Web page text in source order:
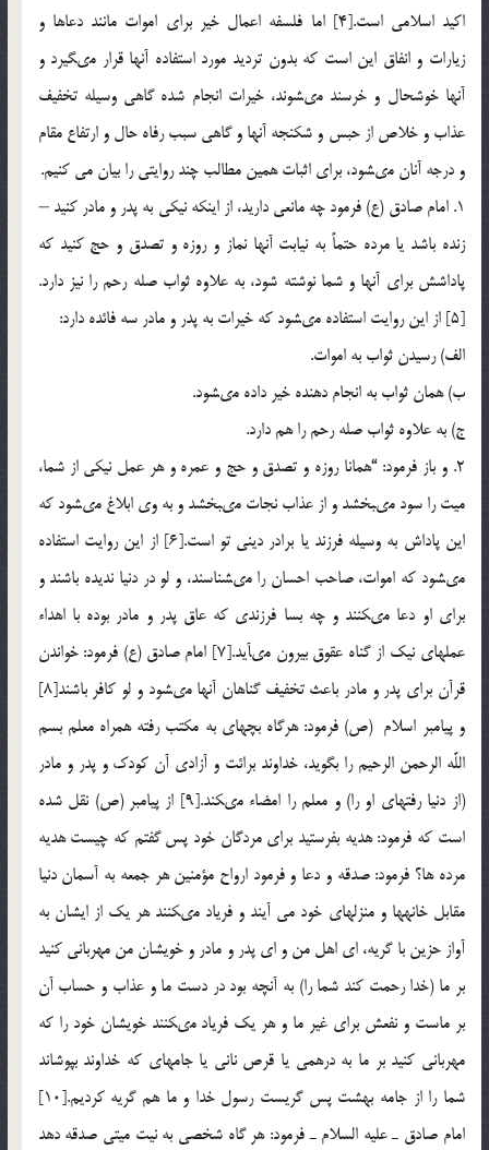
اكيد اسلامى است.[4] اما فلسفه اعمال خير براى اموات مانند دعاها و
زيارات و انفاق اين است كه بدون ترديد مورد استفاده آنها قرار مى‏گيرد و
آنها خوشحال و خرسند مى‏شوند، خيرات انجام شده گاهى وسيله تخفيف
عذاب و خلاص از حبس و شكنجه آنها و گاهى سبب رفاه حال و ارتفاع مقام
و درجه آنان مى‏شود، براى اثبات همين مطالب چند روايتى را بيان مي کنيم.
1. امام صادق (ع) فرمود چه مانعى داريد، از اينكه نيكى به پدر و مادر كنيد –
زنده باشد يا مرده حتماً به نيابت آنها نماز و روزه و تصدق و حج كنيد كه
پاداشش براى آنها و شما نوشته شود، به علاوه ثواب صله رحم را نيز دارد.
[5] از اين روايت استفاده مى‏شود كه خيرات به پدر و مادر سه فائده دارد:
الف) رسيدن ثواب به اموات.
ب) همان ثواب به انجام دهنده خير داده مى‏شود.
ج) به علاوه ثواب صله رحم را هم دارد.
2. و باز فرمود: “همانا روزه و تصدق و حج و عمره و هر عمل نيكى از شما،
ميت را سود مى‏بخشد و از عذاب نجات مى‏بخشد و به وى ابلاغ مى‏شود كه
اين پاداش به وسيله فرزند يا برادر دينى تو است.[6] از اين روايت استفاده
مى‏شود كه اموات، صاحب احسان را مى‏شناسند، و لو در دنيا نديده باشند و
براى او دعا مى‏كنند و چه بسا فرزندى كه عاق پدر و مادر بوده با اهداء
عملهاى نيك از گناه عقوق بيرون مى‏آيد.[7] امام صادق (ع) فرمود: خواندن
قرآن براى پدر و مادر باعث تخفيف گناهان آنها مى‏شود و لو كافر باشند[8]
و پيامبر اسلام (ص) فرمود: هرگاه بچه‏اى به مكتب رفته همراه معلم بسم
اللَّه الرحمن الرحيم را بگويد، خداوند برائت و آزادى آن كودك و پدر و مادر
(از دنيا رفته‏اى او را) و معلم را امضاء مى‏كند.[9] از پيامبر (ص) نقل شده
است كه فرمود: هديه بفرستيد براى مردگان خود پس گفتم كه چيست هديه
مرده ها؟ فرمود: صدقه و دعا و فرمود ارواح مؤمنين هر جمعه به آسمان دنيا
مقابل خانه‏ها و منزلهاى خود می آیند و فرياد مى‏كنند هر يك از ايشان به
آواز حزين با گريه، اى اهل من و اى پدر و مادر و خويشان من مهربانى كنيد
بر ما (خدا رحمت كند شما را) به آنچه بود در دست ما و عذاب و حساب آن
بر ماست و نفعش براى غير ما و هر يك فرياد مى‏كنند خويشان خود را كه
مهربانى كنيد بر ما به درهمى يا قرص نانى يا جامه‏اى كه خداوند بپوشاند
شما را از جامه بهشت پس گريست رسول خدا و ما هم گريه كرديم.[10]
امام صادق ـ عليه السلام ـ فرمود: هر گاه شخصي به نيت ميتي صدقه دهد